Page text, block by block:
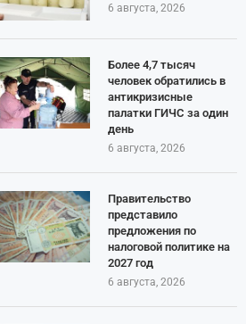
6 августа, 2026
Более 4,7 тысяч
человек обратились в
антикризисные
палатки ГИЧС за один
день
6 августа, 2026
Правительство
представило
предложения по
налоговой политике на
2027 год
6 августа, 2026